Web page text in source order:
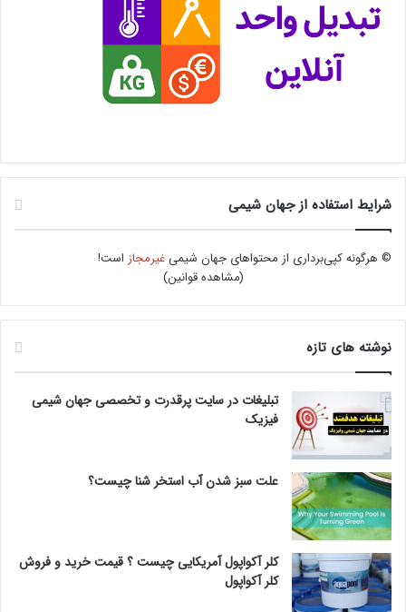
شرایط استفاده از جهان شیمی
© هرگونه کپی‌برداری از محتواهای جهان شیمیغیرمجاز است!
(مشاهده قوانین)
نوشته های تازه
تبلیغات در سایت پرقدرت و تخصصی جهان شیمی
فیزیک
علت سبز شدن آب استخر شنا چیست؟
کلر آکواپول آمریکایی چیست ؟ قیمت خرید و فروش
کلر آکواپول